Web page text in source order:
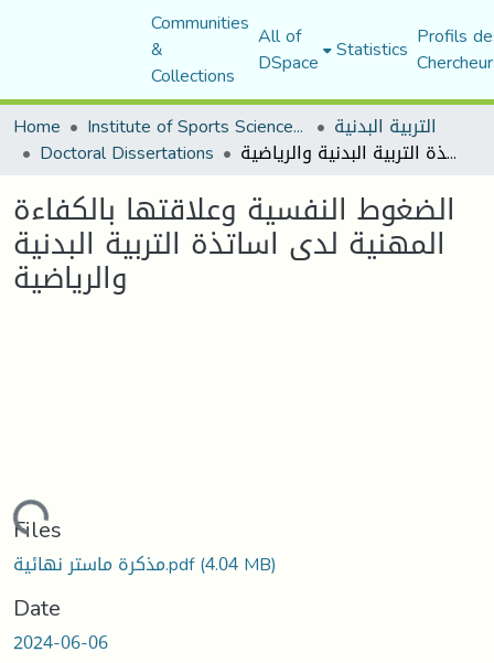
Communities
&
Collections
All of
DSpace Statistics Profils
Home
Institute of Sports Sciences and Techniques التربية البدنية
Doctoral Dissertations الضغوط النفسية وعلاقتها بالكفاءة المهنية لدى اساتذة التربية البدنية والرياضية
الضغوط النفسية وعلاقتها بالكفاءة
المهنية لدى اساتذة التربية البدنية
والرياضية
Loading...
Files
مذكرة ماستر نهائية.pdf(4.04 MB)
Date
2024-06-06